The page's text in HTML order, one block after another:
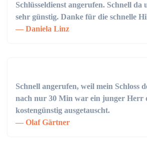
Schlüsseldienst angerufen. Schnell
sehr günstig. Danke für die schnelle
Daniela Linz
Schnell angerufen, weil mein Schloss
nach nur 30 Min war ein junger Herr
kostengünstig ausgetauscht.
Olaf Gärtner